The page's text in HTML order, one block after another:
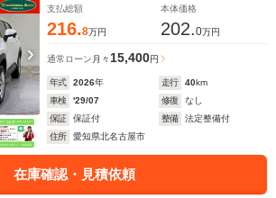
支払総額
216.8万円
本体価格
202.0万円
通常ローン 月々 15,400円
年式 2026年 走行 40km
車検
'29/07 修復
なし
保証
保証付 整備
法定整備付
住所
愛知県北名古屋市
在庫確認・見積依頼